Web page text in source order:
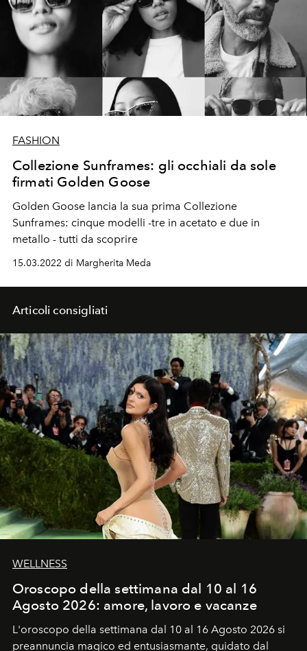
FASHION
Collezione Sunframes: gli occhiali da sole
firmati Golden Goose
Golden Goose lancia la sua prima Collezione
Sunframes: cinque modelli -tre in acetato e due in
metallo - tutti da scoprire
15.03.2022 di Margherita Meda
Articoli consigliati
WELLNESS
Oroscopo della settimana dal 10 al 16
Agosto 2026: amore, lavoro e vacanze
L'oroscopo della settimana dal 10 al 16 Agosto 2026 si
preannuncia magico ed entusiasmante, guidato dal